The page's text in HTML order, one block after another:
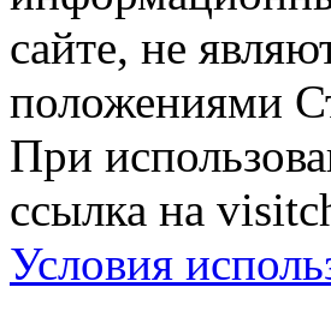
сайте, не
положениями
При
ссылка на
Условия